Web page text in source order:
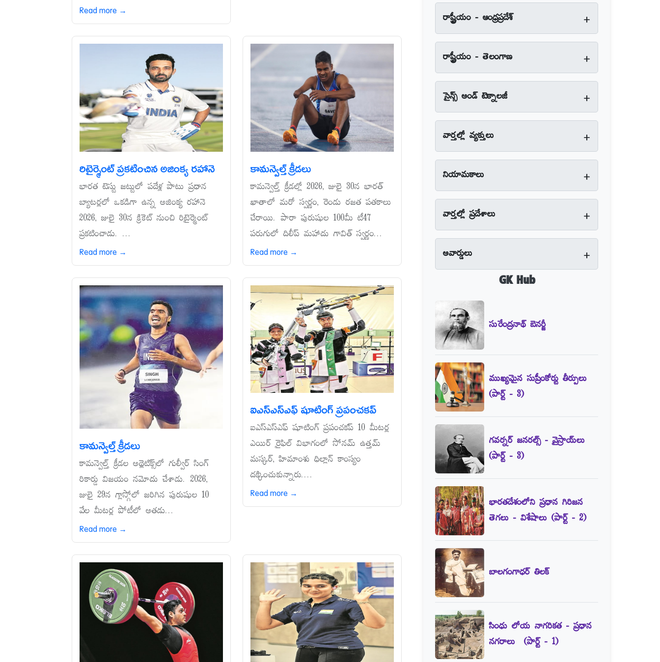
Read more →
రిటైర్మెంట్‌ ప్రకటించిన అజింక్య రహానె
భారత టెస్టు జట్టులో పదేళ్ల పాటు ప్రధాన
బ్యాటర్లలో ఒకడిగా ఉన్న అజింక్య రహానె
2026, జులై 30న క్రికెట్‌ నుంచి రిటైర్మెంట్‌
ప్రకటించాడు. ...
Read more →
కామన్వెల్త్‌ క్రీడలు
కామన్వెల్త్‌ క్రీడల్లో 2026, జులై 30న భారత్‌
ఖాతాలో మరో స్వర్ణం, రెండు రజత పతకాలు
చేరాయి. పారా పురుషుల 100మీ టీ47
పరుగులో దిలీప్‌ మహాదు గావిత్‌ స్వర్ణం...
Read more →
కామన్వెల్త్‌ క్రీడలు
కామన్వెల్త్‌ క్రీడల అథ్లెటిక్స్‌లో గుల్వీర్‌ సింగ్‌
రికార్డు విజయం నమోదు చేశాడు. 2026,
జులై 29న గ్లాస్గోలో జరిగిన పురుషుల 10
వేల మీటర్ల పోటీలో అతడు...
Read more →
ఐఎస్‌ఎస్‌ఎఫ్‌ షూటింగ్‌ ప్రపంచకప్‌
ఐఎస్‌ఎస్‌ఎఫ్‌ షూటింగ్‌ ప్రపంచకప్‌ 10 మీటర్ల
ఎయిర్‌ రైఫిల్‌ విభాగంలో సోనమ్‌ ఉత్తమ్‌
మస్కర్, హిమాంశు ధిల్లాన్‌ కాంస్యం
దక్కించుకున్నారు....
Read more →
రాష్ట్రీయం - ఆంధ్రప్రదేశ్‌ +
రాష్ట్రీయం - తెలంగాణ +
సైన్స్‌ అండ్‌ టెక్నాలజీ +
వార్తల్లో వ్యక్తులు +
నియామకాలు +
వార్తల్లో ప్రదేశాలు +
అవార్డులు +
GK Hub
సురేంద్రనాథ్‌ బెనర్జీ
ముఖ్యమైన సుప్రీంకోర్టు తీర్పులు
(పార్ట్‌ - 3)
గవర్నర్‌ జనరల్స్‌ - వైస్రాయ్‌లు
(పార్ట్‌ - 3)
భారతదేశంలోని ప్రధాన గిరిజన
తెగలు - విశేషాలు (పార్ట్‌ - 2)
బాలగంగాధర్‌ తిలక్‌
సింధు లోయ నాగరికత - ప్రధాన
నగరాలు (పార్ట్‌ - 1)